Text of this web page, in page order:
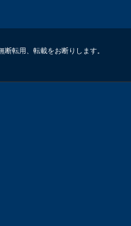
転用、転載をお断りします。